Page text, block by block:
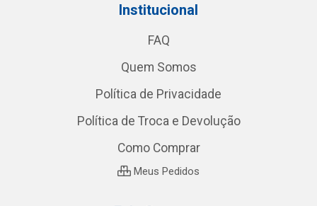
Institucional
FAQ
Quem Somos
Política de Privacidade
Política de Troca e Devolução
Como Comprar
Meus Pedidos